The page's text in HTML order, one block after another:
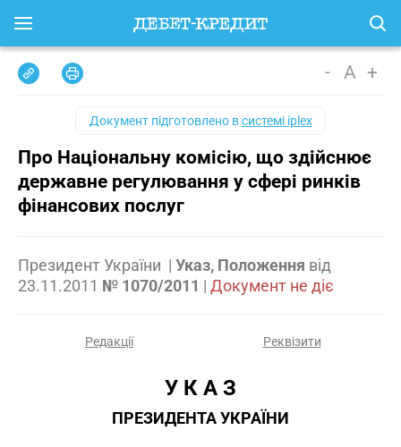
- A +
Документ підготовлено всистемі iplex
Про Національну комісію, що здійснює
державне регулювання у сфері ринків
фінансових послуг
Президент України | Указ, Положення від
23.11.2011 № 1070/2011 | Документ не діє
Редакції Реквізити
У К А З
ПРЕЗИДЕНТА УКРАЇНИ